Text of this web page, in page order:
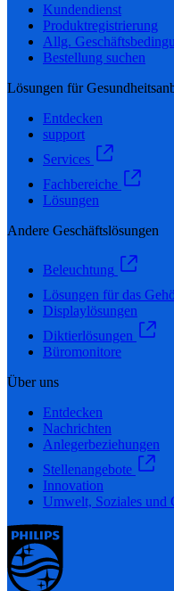
Kundendienst
Produktregistrierung
Allg.
Bestellung suchen
Lösungen für
Entdecken
support
Services
Fachbereiche
Lösungen
Andere Geschäftslösungen
Beleuchtung
Lösungen für das
Displaylösungen
Diktierlösungen
Büromonitore
Über uns
Entdecken
Nachrichten
Anlegerbeziehungen
Stellenangebote
Innovation
Umwelt, Soziales und